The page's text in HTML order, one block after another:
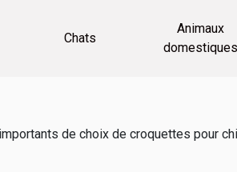
Chats
Animaux
domestiques
de choix de croquettes pour